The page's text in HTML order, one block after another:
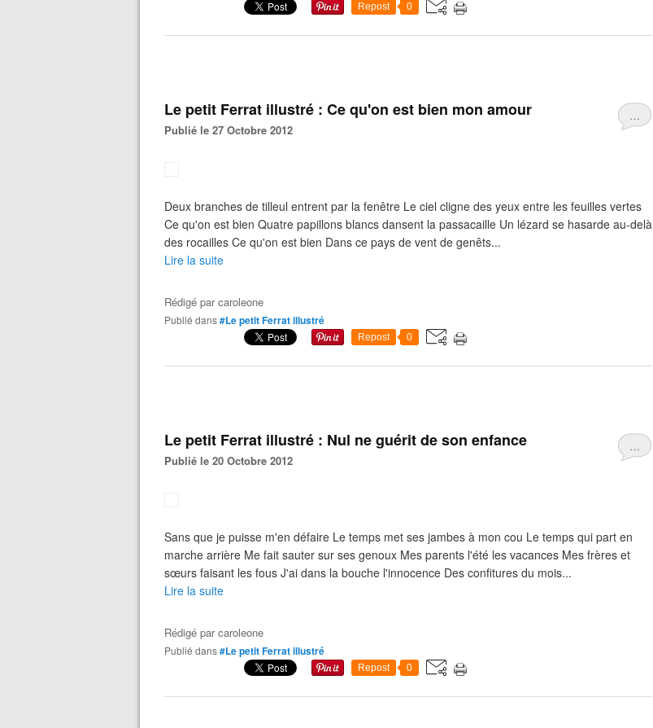
Repost 0
…
Le petit Ferrat illustré : Ce qu'on est bien mon amour
Publié le 27 Octobre 2012
Deux branches de tilleul entrent par la fenêtre Le ciel cligne des yeux entre les feuilles vertes
Ce qu'on est bien Quatre papillons blancs dansent la passacaille Un lézard se hasarde au-delà
des rocailles Ce qu'on est bien Dans ce pays de vent de genêts...
Lire la suite
Rédigé parcaroleone
Publié dans#Le petit Ferrat illustré
Repost 0
…
Le petit Ferrat illustré : Nul ne guérit de son enfance
Publié le 20 Octobre 2012
Sans que je puisse m'en défaire Le temps met ses jambes à mon cou Le temps qui part en
marche arrière Me fait sauter sur ses genoux Mes parents l'été les vacances Mes frères et
sœurs faisant les fous J'ai dans la bouche l'innocence Des confitures du mois...
Lire la suite
Rédigé parcaroleone
Publié dans#Le petit Ferrat illustré
Repost 0